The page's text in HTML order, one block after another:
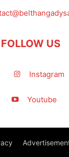
FOLLOW US
Instagram
Youtube